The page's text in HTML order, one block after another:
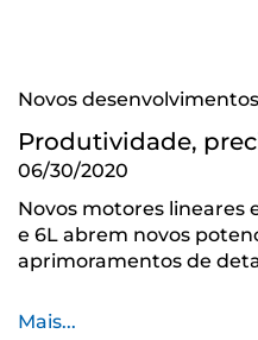
Novos
Produtividade,
06/30/2020
Novos motores lineares
e 6L abrem novos
aprimoramentos de
Mais...